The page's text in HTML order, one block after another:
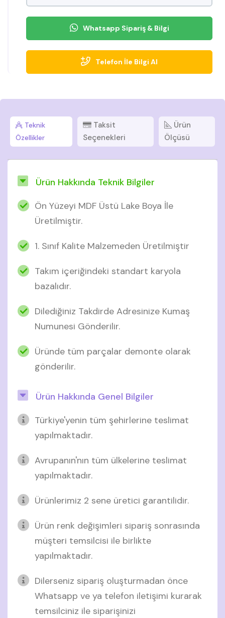
kullanımında yumuşak bir ambiyans sağlar. LED’li üst
raflara sahip komodinler, çekmeceli yapısıyla günlük
eşyalar için pratik depolama sunar. Koleksiyonun göz
alıcı parçası olan 6 kapaklı gardırop; bronz cam
panelleri, entegre iç aydınlatması, geniş askı bölümleri,
çekmeceleri ve raflarıyla kıyafetlerinizi düzenli ve
kullanabileceğiniz zamansız bir şıklık vadeder.
Whatsapp Sipariş & Bilgi
Telefon İle Bilgi Al
Teknik
Özellikler
Taksit
Seçenekleri
Ürün
Ölçüsü
Ürün Hakkında Teknik Bilgiler
Ön Yüzeyi MDF Üstü Lake Boya İle
Üretilmiştir.
1. Sınıf Kalite Malzemeden Üretilmiştir
Takım içeriğindeki standart karyola
bazalıdır.
Dilediğiniz Takdirde Adresinize Kumaş
Numunesi Gönderilir.
Üründe tüm parçalar demonte olarak
gönderilir.
Ürün Hakkında Genel Bilgiler
Türkiye'yenin tüm şehirlerine teslimat
yapılmaktadır.
Avrupanın'nın tüm ülkelerine teslimat
yapılmaktadır.
Ürünlerimiz 2 sene üretici garantilidir.
Ürün renk değişimleri sipariş sonrasında
müşteri temsilcisi ile birlikte
yapılmaktadır.
Dilerseniz sipariş oluşturmadan önce
Whatsapp ve ya telefon iletişimi kurarak
temsilciniz ile siparişinizi